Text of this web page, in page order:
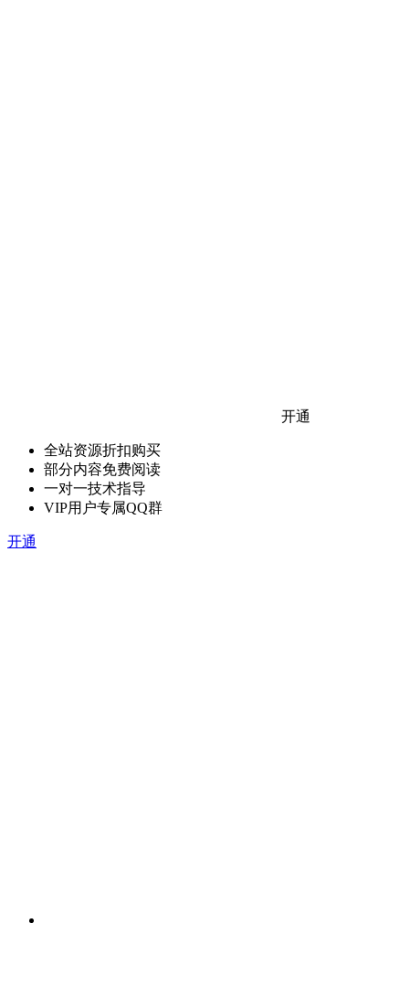
开通
全站资源折扣购买
部分内容免费阅读
一对一技术指导
VIP用户专属QQ群
开通